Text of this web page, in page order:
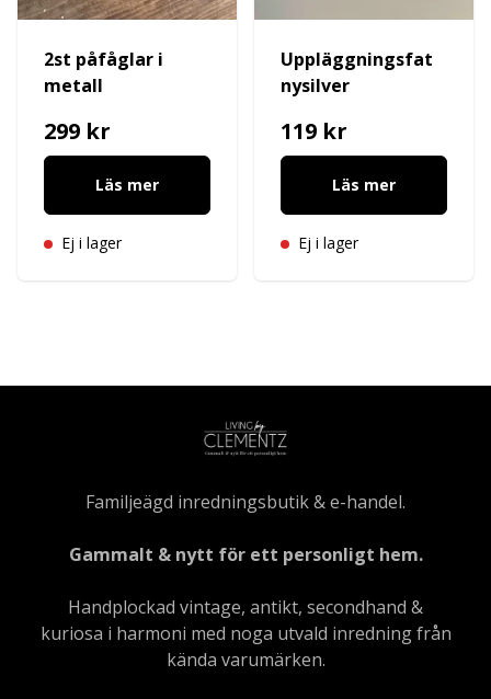
2st påfåglar i
metall
299 kr
Läs mer
Ej i lager
Uppläggningsfat
nysilver
119 kr
Läs mer
Ej i lager
Familjeägd inredningsbutik & e-handel.
Gammalt & nytt för ett personligt hem.
Handplockad vintage, antikt, secondhand &
kuriosa i harmoni med noga utvald inredning från
kända varumärken.